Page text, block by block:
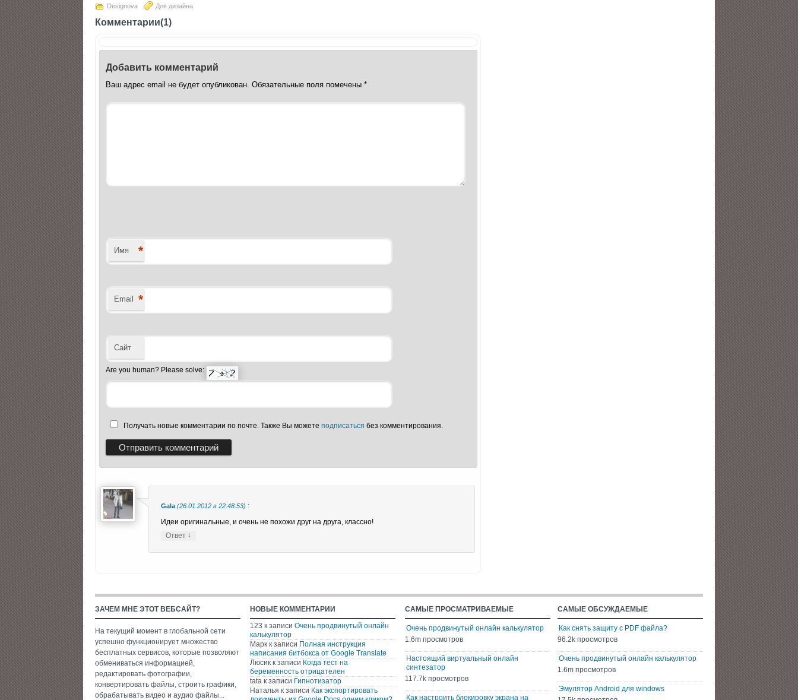
Designova Для дизайна
Комментарии(1)
Добавить комментарий
Ваш адрес email не будет опубликован. Обязательные поля помечены *
Имя *
Email *
Сайт
Are you human? Please solve:
Получать новые комментарии по почте. Также Вы можете подписаться без комментирования.
Gala (26.01.2012 в 22:48:53) :
Идеи оригинальные, и очень не похожи друг на друга, классно!
Ответ ↓
ЗАЧЕМ МНЕ ЭТОТ ВЕБСАЙТ?
На текущий момент в глобальной сети
успешно функционирует множество
бесплатных сервисов, которые позволяют
обмениваться информацией,
редактировать фотографии,
конвертировать файлы, строить графики,
обрабатывать видео и аудио файлы...
НОВЫЕ КОММЕНТАРИИ
123 к записи Очень продвинутый онлайн
калькулятор
Марк к записи Полная инструкция
написания битбокса от Google Translate
Люсик к записи Когда тест на
беременность отрицателен
tata к записи Гипнотизатор
Наталья к записи Как экспортировать
САМЫЕ ПРОСМАТРИВАЕМЫЕ
Очень продвинутый онлайн калькулятор
1.6m просмотров
Настоящий виртуальный онлайн
синтезатор
117.7k просмотров
Как настроить блокировку экрана на
САМЫЕ ОБСУЖДАЕМЫЕ
Как снять защиту с PDF файла?
96.2k просмотров
Очень продвинутый онлайн калькулятор
1.6m просмотров
Эмулятор Android для windows